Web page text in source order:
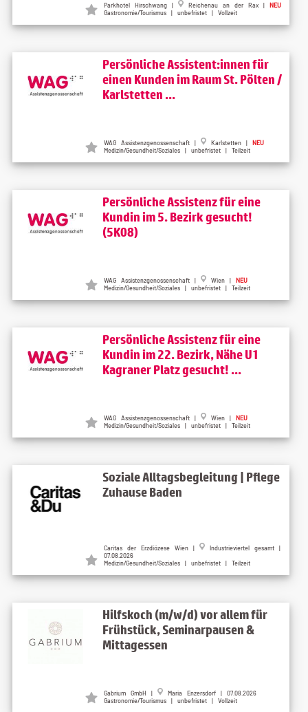
Parkhotel Hirschwang | Reichenau an der Rax | NEU
Gastronomie/Tourismus | unbefristet | Vollzeit
Persönliche Assistent:innen für
einen Kunden im Raum St. Pölten /
Karlstetten ...
WAG Assistenzgenossenschaft | Karlstetten | NEU
Medizin/Gesundheit/Soziales | unbefristet | Teilzeit
Persönliche Assistenz für eine
Kundin im 5. Bezirk gesucht!
(5K08)
WAG Assistenzgenossenschaft | Wien | NEU
Medizin/Gesundheit/Soziales | unbefristet | Teilzeit
Persönliche Assistenz für eine
Kundin im 22. Bezirk, Nähe U1
Kagraner Platz gesucht! ...
WAG Assistenzgenossenschaft | Wien | NEU
Medizin/Gesundheit/Soziales | unbefristet | Teilzeit
Soziale Alltagsbegleitung | Pflege
Zuhause Baden
Caritas der Erzdiözese Wien |
Industrieviertel gesamt |
07.08.2026
Medizin/Gesundheit/Soziales | unbefristet | Teilzeit
Hilfskoch (m/w/d) vor allem für
Frühstück, Seminarpausen &
Mittagessen
Gabrium GmbH |
Maria Enzersdorf | 07.08.2026
Gastronomie/Tourismus | unbefristet | Vollzeit